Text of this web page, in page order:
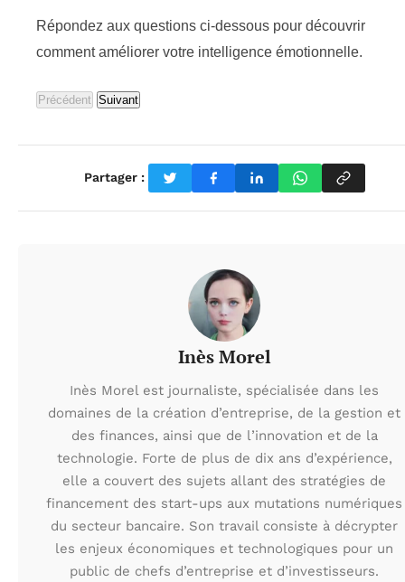
Répondez aux questions ci-dessous pour découvrir
comment améliorer votre intelligence émotionnelle.
Précédent Suivant
Partager :
Inès Morel
Inès Morel est journaliste, spécialisée dans les
domaines de la création d’entreprise, de la gestion et
des finances, ainsi que de l’innovation et de la
technologie. Forte de plus de dix ans d’expérience,
elle a couvert des sujets allant des stratégies de
financement des start-ups aux mutations numériques
du secteur bancaire. Son travail consiste à décrypter
les enjeux économiques et technologiques pour un
public de chefs d’entreprise et d’investisseurs.